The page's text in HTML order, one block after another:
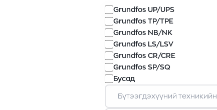
Grundfos UP/UPS
Grundfos TP/TPE
Grundfos NB/NK
Grundfos LS/LSV
Grundfos CR/CRE
Grundfos SP/SQ
Бусад